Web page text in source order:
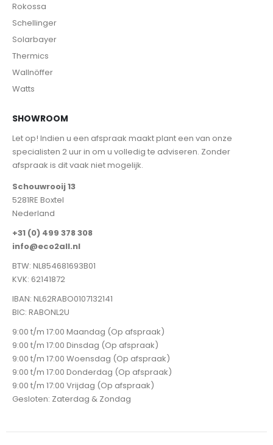
Rokossa
Schellinger
Solarbayer
Thermics
Wallnöffer
Watts
SHOWROOM
Let op! Indien u een afspraak maakt plant een van onze
specialisten 2 uur in om u volledig te adviseren. Zonder
afspraak is dit vaak niet mogelijk.
Schouwrooij 13
5281RE Boxtel
Nederland
+31 (0) 499 378 308
info@eco2all.nl
BTW: NL854681693B01
KVK: 62141872
IBAN: NL62RABO0107132141
BIC: RABONL2U
9:00 t/m 17:00 Maandag (Op afspraak)
9:00 t/m 17:00 Dinsdag (Op afspraak)
9:00 t/m 17:00 Woensdag (Op afspraak)
9:00 t/m 17:00 Donderdag (Op afspraak)
9:00 t/m 17:00 Vrijdag (Op afspraak)
Gesloten: Zaterdag & Zondag